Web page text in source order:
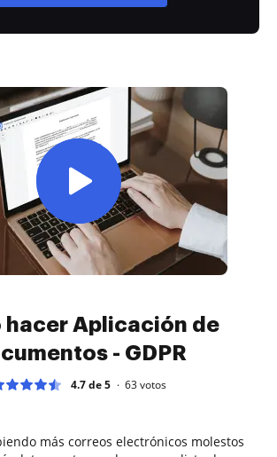
hacer Aplicación de
- GDPR
4.7 de 5 63votos
más correos electrónicos molestos